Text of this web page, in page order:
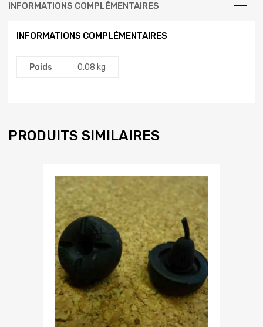
INFORMATIONS COMPLÉMENTAIRES
INFORMATIONS COMPLÉMENTAIRES
Poids 0,08 kg
PRODUITS SIMILAIRES